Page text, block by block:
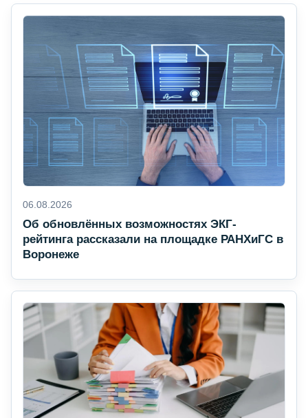
06.08.2026
Об обновлённых возможностях ЭКГ-
рейтинга рассказали на площадке РАНХиГС в
Воронеже